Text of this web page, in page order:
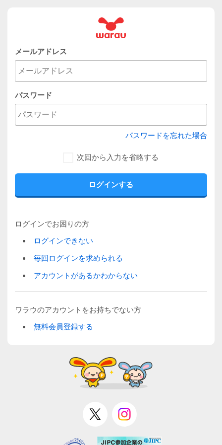
メールアドレス
パスワード
パスワードを忘れた場合
次回から入力を省略する
ログインでお困りの方
ログインできない
毎回ログインを求められる
アカウントがあるかわからない
ワラウのアカウントをお持ちでない方
無料会員登録する